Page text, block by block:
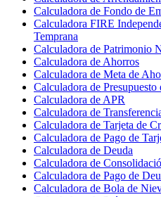
Calculadora de Fondo de
Calculadora FIRE
Temprana
Calculadora de Patrimonio
Calculadora de Ahorros
Calculadora de Meta de
Calculadora de Presupuesto
Calculadora de APR
Calculadora de
Calculadora de Tarjeta de
Calculadora de Pago de
Calculadora de Deuda
Calculadora de
Calculadora de Pago de
Calculadora de Bola de